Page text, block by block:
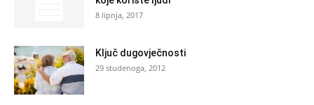
8 lipnja, 2017
Ključ dugovječnosti
29 studenoga, 2012